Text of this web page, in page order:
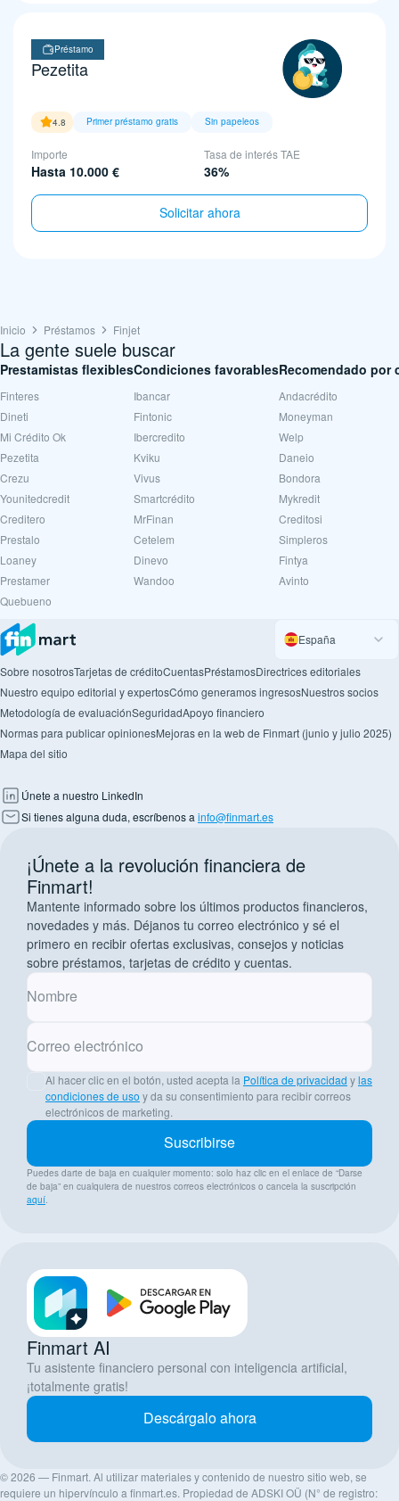
Préstamo
Pezetita
4.8 Primer préstamo gratis Sin papeleos
Importe
Hasta 10.000 €
Tasa de interés TAE
36%
Solicitar ahora
Inicio Préstamos Finjet
La gente suele buscar
Prestamistas flexibles
Finteres
Dineti
Mi Crédito Ok
Pezetita
Crezu
Younitedcredit
Creditero
Prestalo
Loaney
Prestamer
Quebueno
Condiciones favorables
Ibancar
Fintonic
Ibercredito
Kviku
Vivus
Smartcrédito
MrFinan
Cetelem
Dinevo
Wandoo
Recomendado por
Andacrédito
Moneyman
Welp
Daneio
Bondora
Mykredit
Creditosi
Simpleros
Fintya
Avinto
España
Sobre nosotrosTarjetas de créditoCuentasPréstamosDirectrices editoriales
Nuestro equipo editorial y expertosCómo generamos ingresosNuestros socios
Metodología de evaluaciónSeguridadApoyo financiero
Normas para publicar opinionesMejoras en la web de Finmart (junio y julio 2025)
Mapa del sitio
Únete a nuestro LinkedIn
Si tienes alguna duda, escríbenos a info@finmart.es
¡Únete a la revolución financiera de
Finmart!
Mantente informado sobre los últimos productos financieros,
novedades y más. Déjanos tu correo electrónico y sé el
primero en recibir ofertas exclusivas, consejos y noticias
sobre préstamos, tarjetas de crédito y cuentas.
Nombre
Correo electrónico
Al hacer clic en el botón, usted acepta la Política de privacidad ylas
condiciones de uso y da su consentimiento para recibir correos
electrónicos de marketing.
Suscribirse
Puedes darte de baja en cualquier momento: solo haz clic en el enlace de “Darse
de baja” en cualquiera de nuestros correos electrónicos o cancela la suscripción
aquí.
Finmart AI
Tu asistente financiero personal con inteligencia artificial,
¡totalmente gratis!
Descárgalo ahora
© 2026 — Finmart. Al utilizar materiales y contenido de nuestro sitio web, se
requiere un hipervínculo a finmart.es. Propiedad de ADSKI OÜ (N° de registro: